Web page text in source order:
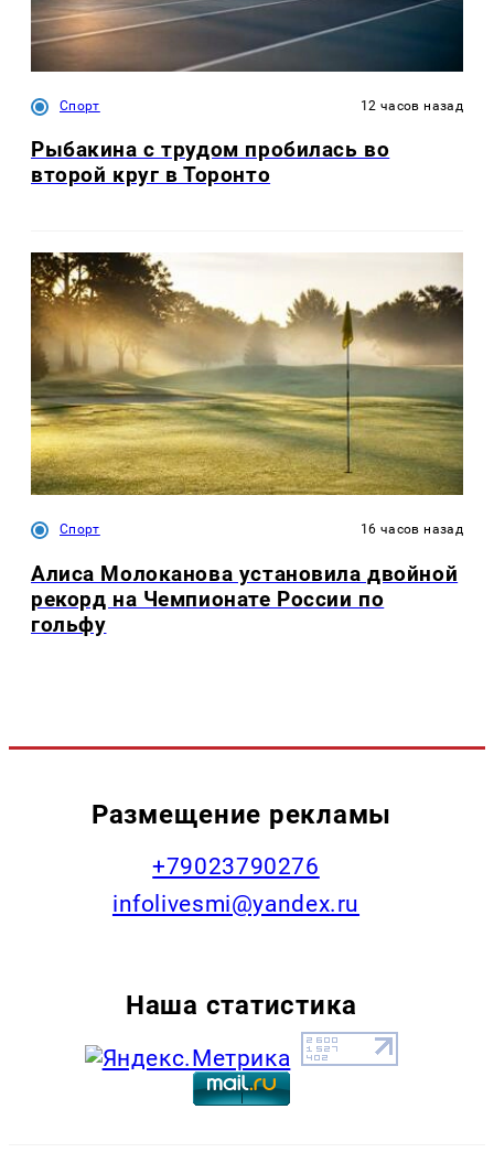
Спорт 12 часов назад
Рыбакина с трудом пробилась во
второй круг в Торонто
Спорт 16 часов назад
Алиса Молоканова установила двойной
рекорд на Чемпионате России по
гольфу
Размещение рекламы
+79023790276
infolivesmi@yandex.ru
Наша статистика